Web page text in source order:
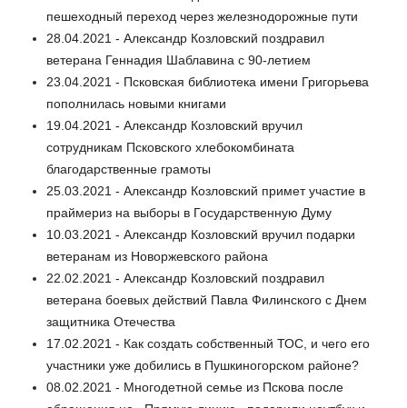
пешеходный переход через железнодорожные пути
28.04.2021 - Александр Козловский поздравил
ветерана Геннадия Шаблавина с 90-летием
23.04.2021 - Псковская библиотека имени Григорьева
пополнилась новыми книгами
19.04.2021 - Александр Козловский вручил
сотрудникам Псковского хлебокомбината
благодарственные грамоты
25.03.2021 - Александр Козловский примет участие в
праймериз на выборы в Государственную Думу
10.03.2021 - Александр Козловский вручил подарки
ветеранам из Новоржевского района
22.02.2021 - Александр Козловский поздравил
ветерана боевых действий Павла Филинского с Днем
защитника Отечества
17.02.2021 - Как создать собственный ТОС, и чего его
участники уже добились в Пушкиногорском районе?
08.02.2021 - Многодетной семье из Пскова после